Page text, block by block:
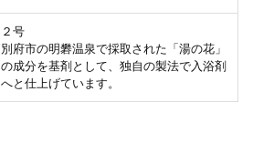
２号
別府市の明礬温泉で採取された「湯の花」
の成分を基剤として、独自の製法で入浴剤
へと仕上げています。